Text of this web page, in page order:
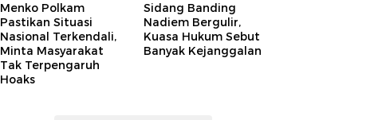
Menko Polkam
Pastikan Situasi
Nasional Terkendali,
Minta Masyarakat
Tak Terpengaruh
Hoaks
Sidang Banding
Nadiem Bergulir,
Kuasa Hukum Sebut
Banyak Kejanggalan